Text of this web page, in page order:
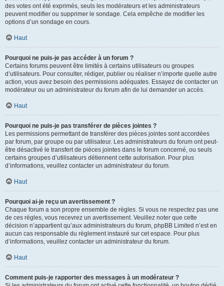
des votes ont été exprimés, seuls les modérateurs et les administrateurs
peuvent modifier ou supprimer le sondage. Cela empêche de modifier les
options d’un sondage en cours.
Haut
Pourquoi ne puis-je pas accéder à un forum ?
Certains forums peuvent être limités à certains utilisateurs ou groupes
d’utilisateurs. Pour consulter, rédiger, publier ou réaliser n’importe quelle autre
action, vous avez besoin des permissions adéquates. Essayez de contacter un
modérateur ou un administrateur du forum afin de lui demander un accès.
Haut
Pourquoi ne puis-je pas transférer de pièces jointes ?
Les permissions permettant de transférer des pièces jointes sont accordées
par forum, par groupe ou par utilisateur. Les administrateurs du forum ont peut-
être désactivé le transfert de pièces jointes dans le forum concerné, ou seuls
certains groupes d’utilisateurs détiennent cette autorisation. Pour plus
d’informations, veuillez contacter un administrateur du forum.
Haut
Pourquoi ai-je reçu un avertissement ?
Chaque forum a son propre ensemble de règles. Si vous ne respectez pas une
de ces règles, vous recevrez un avertissement. Veuillez noter que cette
décision n’appartient qu’aux administrateurs du forum, phpBB Limited n’est en
aucun cas responsable du règlement instauré sur cet espace. Pour plus
d’informations, veuillez contacter un administrateur du forum.
Haut
Comment puis-je rapporter des messages à un modérateur ?